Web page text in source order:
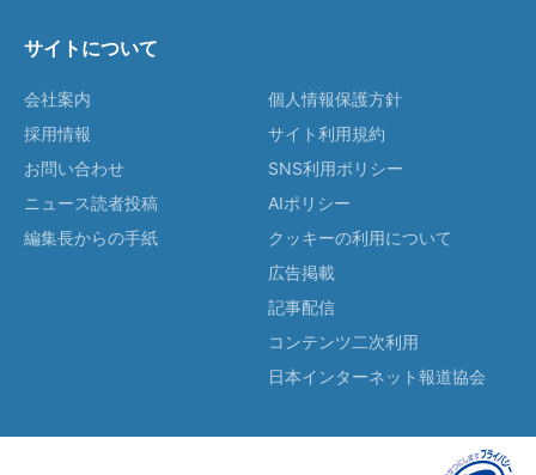
サイトについて
会社案内
採用情報
お問い合わせ
ニュース読者投稿
編集長からの手紙
個人情報保護方針
サイト利用規約
SNS利用ポリシー
AIポリシー
クッキーの利用について
広告掲載
記事配信
コンテンツ二次利用
日本インターネット報道協会